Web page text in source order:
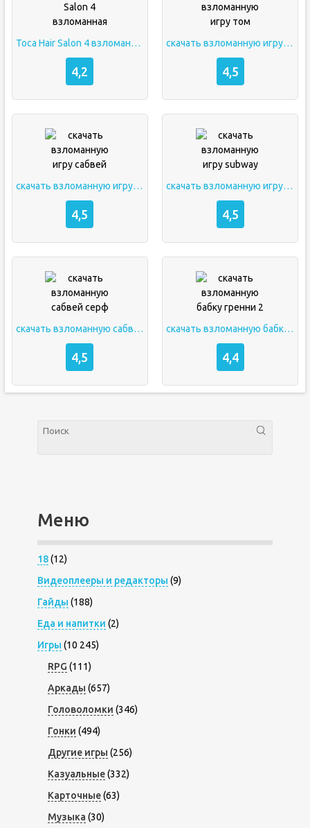
Toca Hair Salon 4 взломанная
4,2
скачать взломанную игру том
4,5
скачать взломанную игру сабвей
4,5
скачать взломанную игру subway
4,5
скачать взломанную сабвей серф
4,5
скачать взломанную бабку гренни 2
4,4
Меню
18(12)
Видеоплееры и редакторы (9)
Гайды (188)
Еда и напитки (2)
Игры (10 245)
RPG (111)
Аркады (657)
Головоломки (346)
Гонки (494)
Другие игры (256)
Казуальные(332)
Карточные(63)
Музыка (30)